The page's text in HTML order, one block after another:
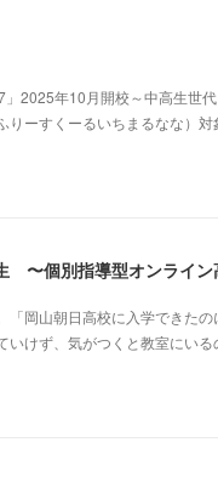
2025年10月開校～中高生世
ーすくーるいちまるなな）対
〜個別指導型オンライ
岡山朝日高校に入学できた
けず、気がつくと教室にいる